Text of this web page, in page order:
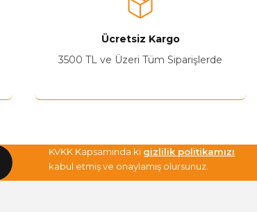
Ücretsiz Kargo
3500 TL ve Üzeri Tüm Siparişlerde
KVKK Kapsamında ki gizlilik politikamızı
kabul etmiş ve onaylamış olursunuz.